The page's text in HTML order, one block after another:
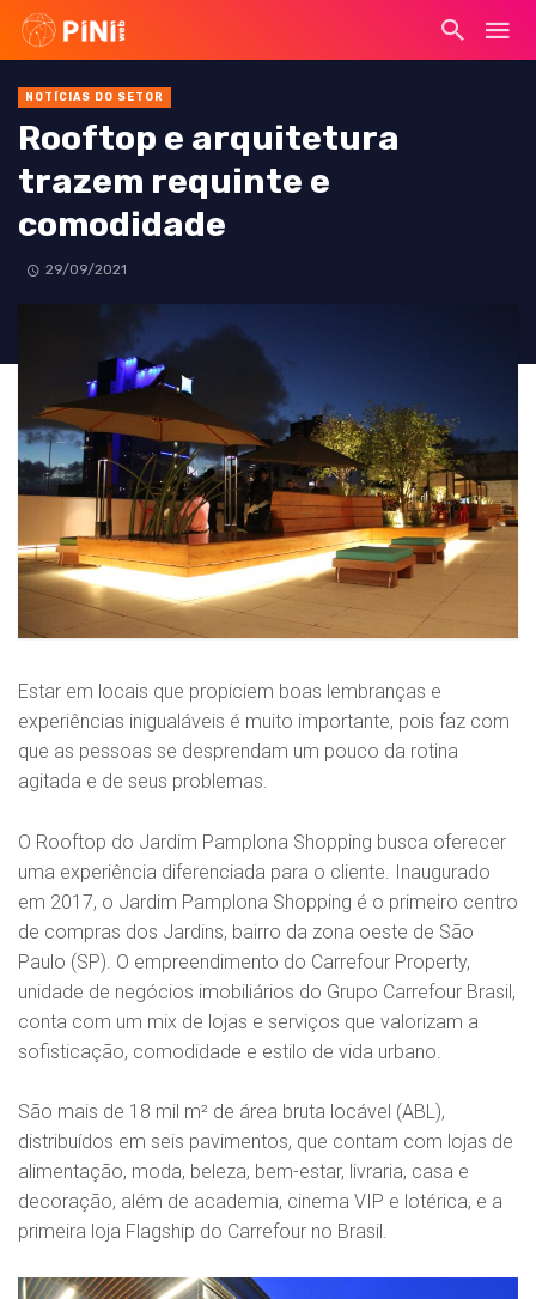
NOTÍCIAS DO SETOR
Rooftop e arquitetura
trazem requinte e
comodidade
29/09/2021
Estar em locais que propiciem boas lembranças e
experiências inigualáveis é muito importante, pois faz com
que as pessoas se desprendam um pouco da rotina
agitada e de seus problemas.
O Rooftop do Jardim Pamplona Shopping busca oferecer
uma experiência diferenciada para o cliente. Inaugurado
em 2017, o Jardim Pamplona Shopping é o primeiro centro
de compras dos Jardins, bairro da zona oeste de São
Paulo (SP). O empreendimento do Carrefour Property,
unidade de negócios imobiliários do Grupo Carrefour Brasil,
conta com um mix de lojas e serviços que valorizam a
sofisticação, comodidade e estilo de vida urbano.
São mais de 18 mil m² de área bruta locável (ABL),
distribuídos em seis pavimentos, que contam com lojas de
alimentação, moda, beleza, bem-estar, livraria, casa e
decoração, além de academia, cinema VIP e lotérica, e a
primeira loja Flagship do Carrefour no Brasil.